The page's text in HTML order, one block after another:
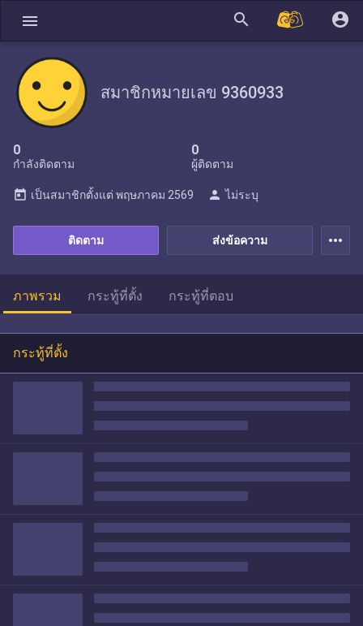
menu search account_circle
สมาชิกหมายเลข 9360933
0
กำลังติดตาม
0
ผู้ติดตาม
ส่งข้อความ
ติดตาม
today เป็นสมาชิกตั้งแต่ พฤษภาคม 2569 person ไม่ระบุ
more_horiz
ภาพรวม กระทู้ที่ตั้ง กระทู้ที่ตอบ
กระทู้ที่ตั้ง